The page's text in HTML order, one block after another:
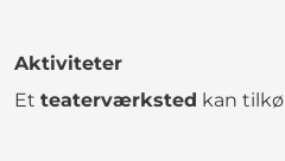
Aktiviteter
Et teaterværksted kan